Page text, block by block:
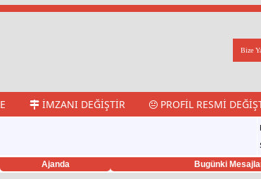
Bize
İMZANI DEĞIŞTIR PROFIL RESMI
Ajanda Bugünki